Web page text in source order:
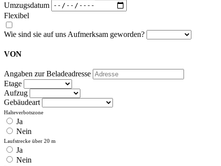
Umzugsdatum
Flexibel
Wie sind sie auf uns Aufmerksam geworden?
VON
Angaben zur Beladeadresse
Etage
Aufzug
Gebäudeart
Halteverbotszone
Ja
Nein
Laufstrecke über 20 m
Ja
Nein